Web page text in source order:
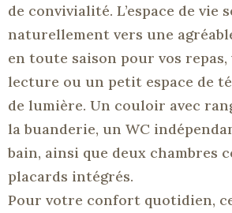
de convivialité. L’espace de vie
naturellement vers une
en toute saison pour vos
lecture ou un petit espace de
de lumière. Un couloir avec
la buanderie, un WC
bain, ainsi que deux chambres
placards intégrés.
Pour votre confort quotidien,